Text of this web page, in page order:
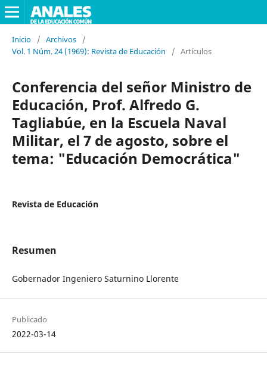
Inicio / Archivos
/
Vol. 1 Núm. 24 (1969): Revista de Educación
/ Artículos
Conferencia del señor Ministro de
Educación, Prof. Alfredo G.
Tagliabúe, en la Escuela Naval
Militar, el 7 de agosto, sobre el
tema: "Educación Democrática"
Revista de Educación
Resumen
Gobernador Ingeniero Saturnino Llorente
Publicado
2022-03-14